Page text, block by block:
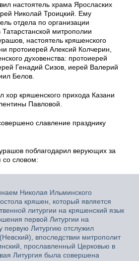
настоятель храма Яросласких
Николай Троицкий. Ему
отдела по организации
митрополии
настоятель кряшенского
протоиерей Алексий Колчерин,
духовенства: протоиерей
Генадий Сизов, иерей Валерий
Белов.
хор кряшенского прихода Казани
Павловой.
славление празднику
поблагодарил верующих за
со словом:
Николая Ильминского
кряшен, который является
литургии на кряшенский язык
первой Литургии на
первую Литургию отслужил
впоследствии митрополит
прославленный Церковью в
Литургия была совершена